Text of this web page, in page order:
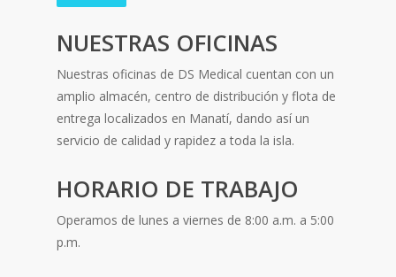
NUESTRAS OFICINAS
Nuestras oficinas de DS Medical cuentan con un
amplio almacén, centro de distribución y flota de
entrega localizados en Manatí, dando así un
servicio de calidad y rapidez a toda la isla.
HORARIO DE TRABAJO
Operamos de lunes a viernes de 8:00 a.m. a 5:00
p.m.